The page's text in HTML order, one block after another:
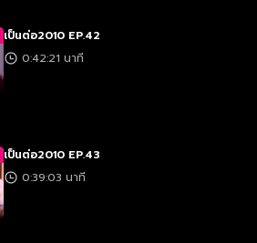
เป็นต่อ2010 EP.42
0:42:21 นาที
เป็นต่อ2010 EP.43
0:39:03 นาที